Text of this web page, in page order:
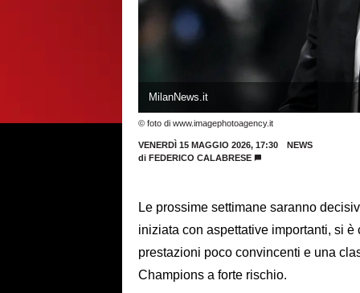
MilanNews.it
© foto di www.imagephotoagency.it
VENERDÌ 15 MAGGIO 2026, 17:30
NEWS
di FEDERICO CALABRESE
Le prossime settimane saranno
iniziata con aspettative importanti, si
prestazioni poco convincenti e una
Champions a forte rischio.